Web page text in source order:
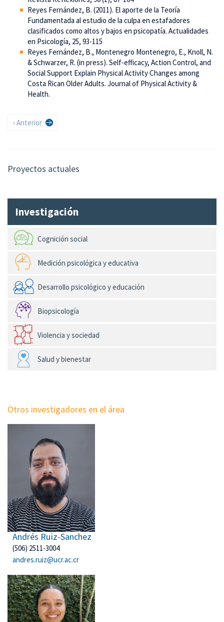
Reyes Fernández, B. (2011). El aporte de la Teoría
Fundamentada al estudio de la culpa en estafadores
clasificados como altos y bajos en psicopatía. Actualidades
en Psicología, 25, 93-115
Reyes Fernández, B., Montenegro Montenegro, E., Knoll, N.
& Schwarzer, R. (in press). Self-efficacy, Action Control, and
Social Support Explain Physical Activity Changes among
Costa Rican Older Adults. Journal of Physical Activity &
Health.
Paginación
Página
‹ Anterior
Proyectos actuales
Investigación
Cognición social
Medición psicológica y educativa
Desarrollo psicológico y educación
Biopsicología
Violencia y sociedad
Salud y bienestar
Otros investigadores en el área
Andrés Ruiz-Sanchez
(506) 2511-3004
andres.ruiz@ucr.ac.cr